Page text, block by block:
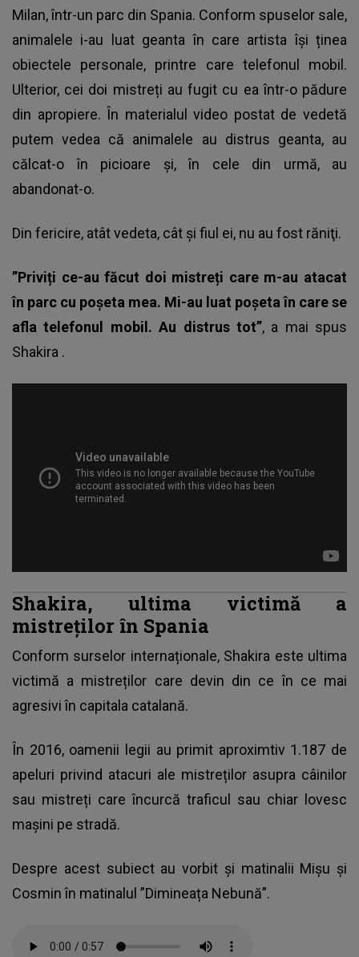
Milan, într-un parc din Spania. Conform spuselor sale,
animalele i-au luat geanta în care artista își ținea
obiectele personale, printre care telefonul mobil.
Ulterior, cei doi mistreți au fugit cu ea într-o pădure
din apropiere. În materialul video postat de vedetă
putem vedea că animalele au distrus geanta, au
călcat-o în picioare şi, în cele din urmă, au
abandonat-o.
Din fericire, atât vedeta, cât şi fiul ei, nu au fost răniţi.
”Priviți ce-au făcut doi mistreți care m-au atacat
în parc cu poșeta mea. Mi-au luat poșeta în care se
afla telefonul mobil. Au distrus tot”, a mai spus
Shakira .
Shakira, ultima victimă a
mistreților în Spania
Conform surselor internaționale, Shakira este ultima
victimă a mistreților care devin din ce în ce mai
agresivi în capitala catalană.
În 2016, oamenii legii au primit aproximtiv 1.187 de
apeluri privind atacuri ale mistreților asupra câinilor
sau mistreți care încurcă traficul sau chiar lovesc
mașini pe stradă.
Despre acest subiect au vorbit și matinalii Mișu și
Cosmin în matinalul ”Dimineața Nebună”.